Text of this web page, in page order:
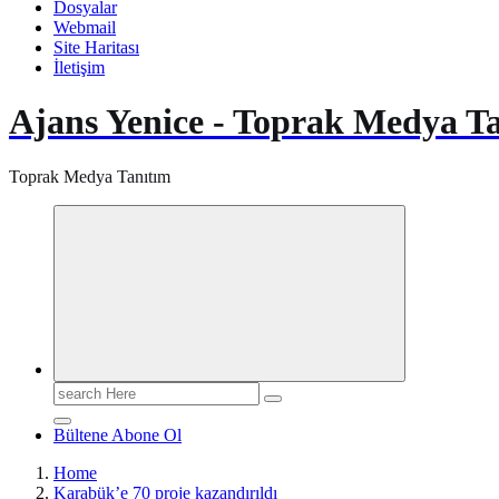
Dosyalar
Webmail
Site Haritası
İletişim
Ajans Yenice - Toprak Medya
Toprak Medya Tanıtım
Search
for:
Bültene Abone Ol
Home
Karabük’e 70 proje kazandırıldı